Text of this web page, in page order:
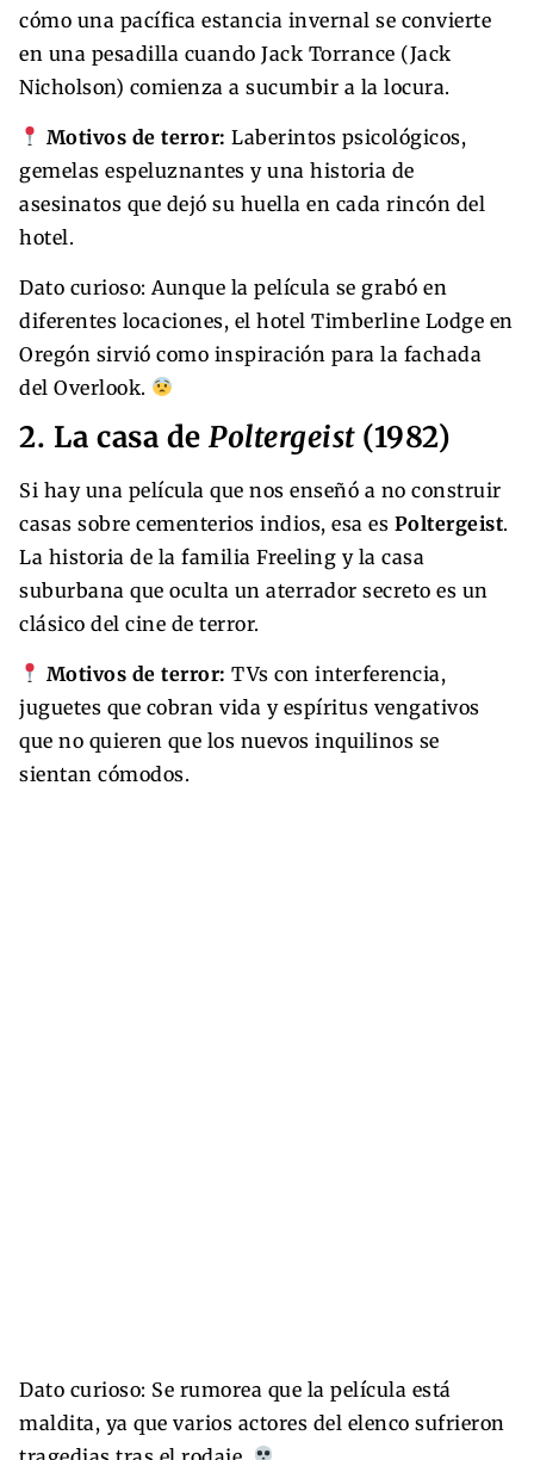
cómo una pacífica estancia invernal se convierte
en una pesadilla cuando Jack Torrance (Jack
Nicholson) comienza a sucumbir a la locura.
Motivos de terror: Laberintos psicológicos,
gemelas espeluznantes y una historia de
asesinatos que dejó su huella en cada rincón del
hotel.
Dato curioso: Aunque la película se grabó en
diferentes locaciones, el hotel Timberline Lodge en
Oregón sirvió como inspiración para la fachada
del Overlook.
2. La casa de Poltergeist(1982)
Si hay una película que nos enseñó a no construir
casas sobre cementerios indios, esa es Poltergeist.
La historia de la familia Freeling y la casa
suburbana que oculta un aterrador secreto es un
clásico del cine de terror.
Motivos de terror: TVs con interferencia,
juguetes que cobran vida y espíritus vengativos
que no quieren que los nuevos inquilinos se
sientan cómodos.
Dato curioso: Se rumorea que la película está
maldita, ya que varios actores del elenco sufrieron